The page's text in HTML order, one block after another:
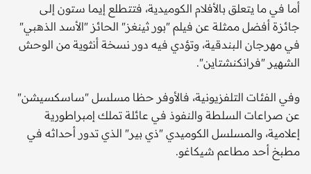
أما في ما يتعلق بالأفلام الكوميدية، فتتطلع إيما ستون إلى
جائزة أفضل ممثلة عن فيلم "بور ثينغز" الحائز "الأسد الذهبي"
في مهرجان البندقية، وتؤدي فيه دور نسخة أنثوية من الوحش
الشهير "فرانكنشتاين".
وفي الفئات التلفزيونية، فالأوفر حظا مسلسل "ساسكسيشن"
عن صراعات السلطة والنفوذ في عائلة تملك إمبراطورية
إعلامية، والمسلسل الكوميدي "ذي بير" الذي تدور أحداثه في
مطبخ أحد مطاعم شيكاغو.